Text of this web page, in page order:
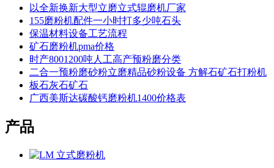
以全新换新大型立磨立式辊磨机厂家
155磨粉机配件一小时打多少吨石头
保温材料设备工艺流程
矿石磨粉机pma价格
时产8001200吨人工高产预粉磨分类
二合一预粉磨砂粉立磨精品砂粉设备 方解石矿石打粉机
板石灰石矿石
广西美斯达碳酸钙磨粉机1400价格表
产品